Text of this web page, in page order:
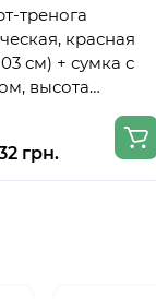
тренога
красная
см) + сумка с
высота
до 78 см,D,K,ART
грн.